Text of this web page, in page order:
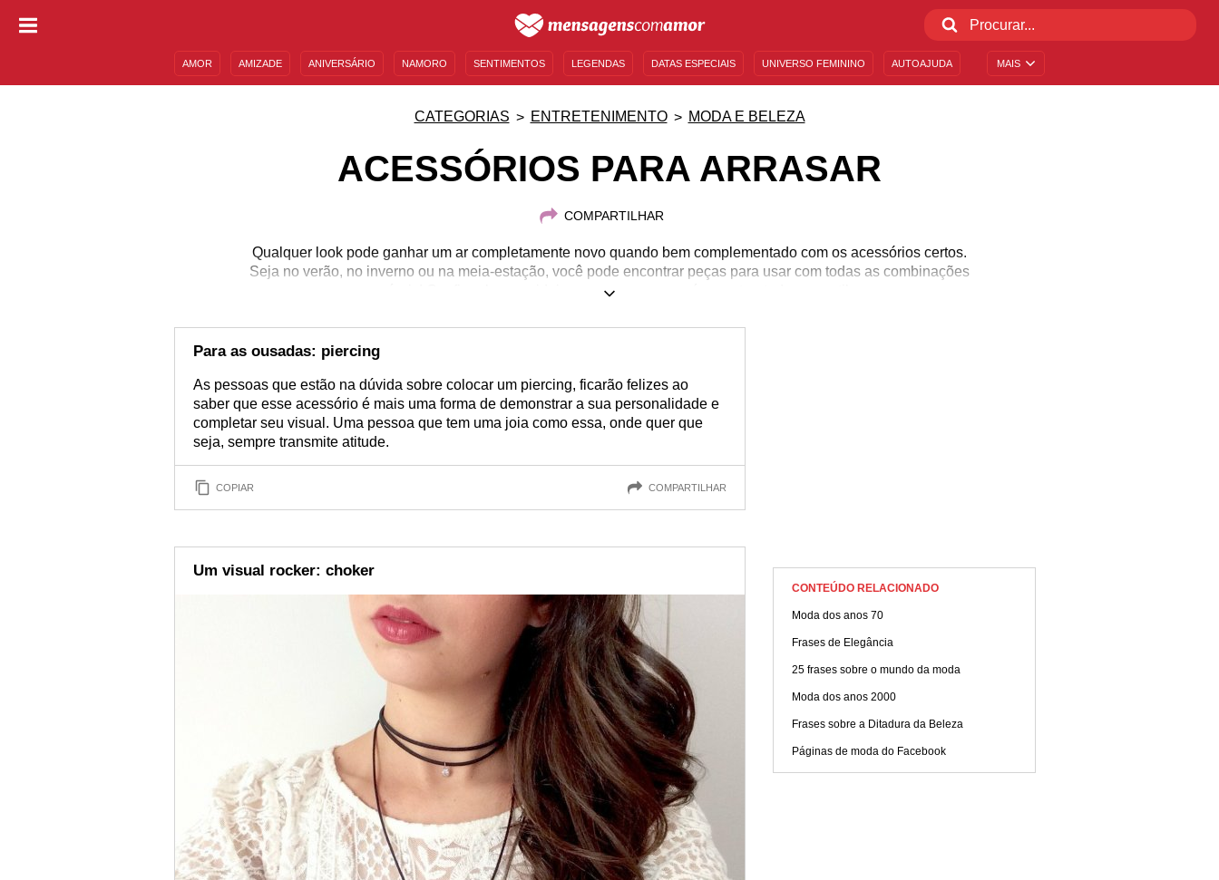
MAIS
AMOR AMIZADE ANIVERSÁRIO NAMORO SENTIMENTOS LEGENDAS DATAS ESPECIAIS UNIVERSO FEMININO AUTOAJUDA
CATEGORIAS ENTRETENIMENTO MODA E BELEZA
ACESSÓRIOS PARA ARRASAR
COMPARTILHAR
Qualquer look pode ganhar um ar completamente novo quando bem complementado com os acessórios certos.
Seja no verão, no inverno ou na meia-estação, você pode encontrar peças para usar com todas as combinações
possíveis! Confira algumas ideias para arrasar por aí e mostrar todo seu estilo:
Para as ousadas: piercing
As pessoas que estão na dúvida sobre colocar um piercing, ficarão felizes ao
saber que esse acessório é mais uma forma de demonstrar a sua personalidade e
completar seu visual. Uma pessoa que tem uma joia como essa, onde quer que
seja, sempre transmite atitude.
COPIAR COMPARTILHAR
Um visual rocker: choker
CONTEÚDO RELACIONADO
Moda dos anos 70
Frases de Elegância
25 frases sobre o mundo da moda
Moda dos anos 2000
Frases sobre a Ditadura da Beleza
Páginas de moda do Facebook